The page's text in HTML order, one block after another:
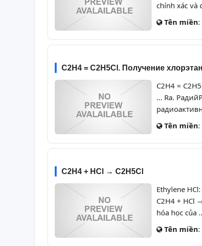
chính xác và
Tên miền:
C2H4 = C2H5Cl. Получение
C2H4 =
... Ra.
Tên miền:
C2H4 + HCl → C2H5Cl
Ethylene
C2H4 + HCl
hóa học của
Tên miền: